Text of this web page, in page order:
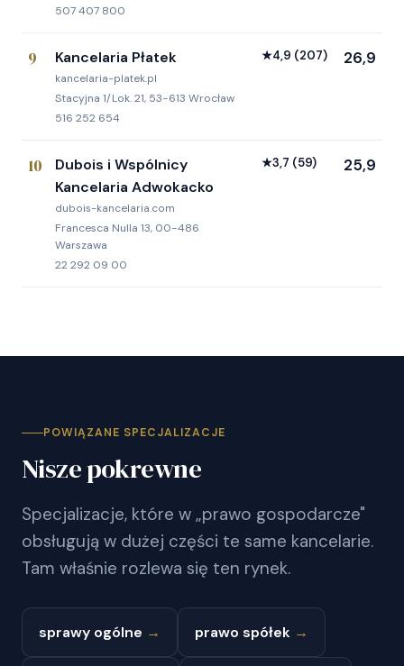
507 407 800
9 Kancelaria Płatek
kancelaria-platek.pl
Stacyjna 1/Lok. 21, 53-613 Wrocław
516 252 654
★4,9 (207) 26,9
10
Dubois i Wspólnicy
Kancelaria Adwokacko
dubois-kancelaria.com
Francesca Nulla 13, 00-486
Warszawa
22 292 09 00
★3,7 (59) 25,9
POWIĄZANE SPECJALIZACJE
Nisze pokrewne
Specjalizacje, które w „prawo gospodarcze"
obsługują w dużej części te same kancelarie.
Tam właśnie rozlewa się ten rynek.
sprawy ogólne → prawo spółek →